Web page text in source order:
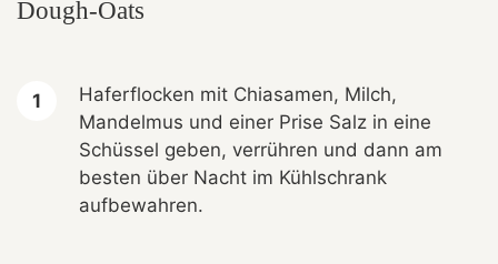
Dough-Oats
Haferflocken mit Chiasamen, Milch,
Mandelmus und einer Prise Salz in eine
Schüssel geben, verrühren und dann am
besten über Nacht im Kühlschrank
aufbewahren.